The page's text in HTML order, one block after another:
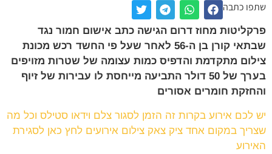
שתפו כתבה
פרקליטות מחוז דרום הגישה כתב אישום חמור נגד
שבתאי קורן בן ה-56 לאחר שעל פי החשד רכש מכונת
צילום מתקדמת והדפיס כמות עצומה של שטרות מזויפים
בערך של 50 דולר התביעה מייחסת לו עבירות של זיוף
והחזקת חומרים אסורים
יש לכם אירוע בקרות זה הזמן לסגור צלם וידאו סטילס וכל מה
שצריך במקום אחד ציק צאק צילום אירועים לחץ כאן לסגירת
האירוע